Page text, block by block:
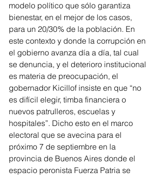
modelo político que sólo garantiza
bienestar, en el mejor de los casos,
para un 20/30% de la población. En
este contexto y donde la corrupción en
el gobierno avanza día a día, tal cual
se denuncia, y el deterioro institucional
es materia de preocupación, el
gobernador Kicillof insiste en que “no
es difícil elegir, timba financiera o
nuevos patrulleros, escuelas y
hospitales”. Dicho esto en el marco
electoral que se avecina para el
próximo 7 de septiembre en la
provincia de Buenos Aires donde el
espacio peronista Fuerza Patria se